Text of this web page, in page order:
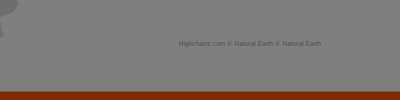
Highcharts.com © Natural Earth © Natural Earth